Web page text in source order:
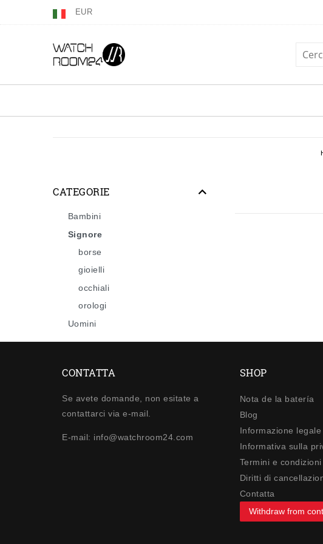
EUR
CATEGORIE
Bambini
Signore
borse
gioielli
occhiali
orologi
Uomini
CONTATTA
Se avete domande, non esitate a
contattarci via e-mail.
E-mail: info@watchroom24.com
SHOP
Nota de la batería
Blog
Informazione legale
Informativa sulla
Termini e
Diritti di
Contatta
Withdraw from